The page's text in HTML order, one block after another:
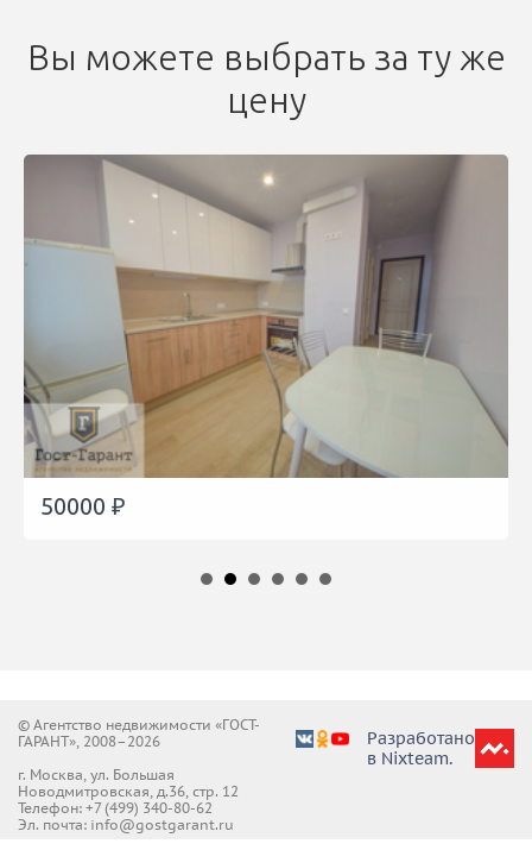
Вы можете выбрать за ту же
цену
50000 ₽
50000 ₽
Разработано
в Nixteam.
© Агентство недвижимости «ГОСТ-
ГАРАНТ», 2008–2026
г. Москва, ул. Большая
Новодмитровская, д.36, стр. 12
Телефон: +7 (499) 340-80-62
Эл. почта: info@gostgarant.ru